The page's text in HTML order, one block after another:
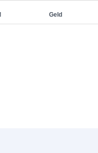
Geld